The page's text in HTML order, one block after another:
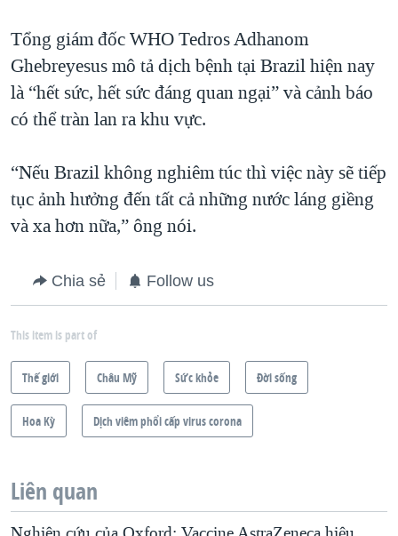
Tổng giám đốc WHO Tedros Adhanom
Ghebreyesus mô tả dịch bệnh tại Brazil hiện nay
là “hết sức, hết sức đáng quan ngại” và cảnh báo
có thể tràn lan ra khu vực.
“Nếu Brazil không nghiêm túc thì việc này sẽ tiếp
tục ảnh hưởng đến tất cả những nước láng giềng
và xa hơn nữa,” ông nói.
Chia sẻ Follow us
This item is part of
Thế giới Châu Mỹ Sức khỏe Ðời sống
Hoa Kỳ Dịch viêm phổi cấp virus corona
Liên quan